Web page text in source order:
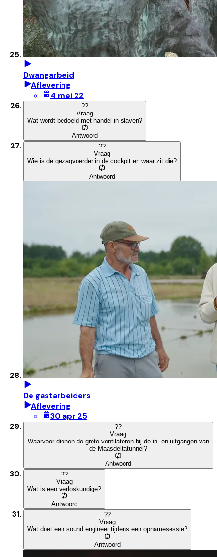
Dwangarbeid
Aflevering
4 mei 22
??
Vraag
Wat wordt bedoeld met handel in slaven?
Antwoord
??
Vraag
Wie is de gezagvoerder in de cockpit en waar zit die?
Antwoord
De gastarbeiders
Aflevering
30 apr 25
??
Vraag
Waarvoor dienen de grote ventilatoren bij de in- en uitgangen van
de Maasdeltatunnel?
Antwoord
??
Vraag
Wat is een verloskundige?
Antwoord
??
Vraag
Wat doet een sound engineer tijdens een opnamesessie?
Antwoord